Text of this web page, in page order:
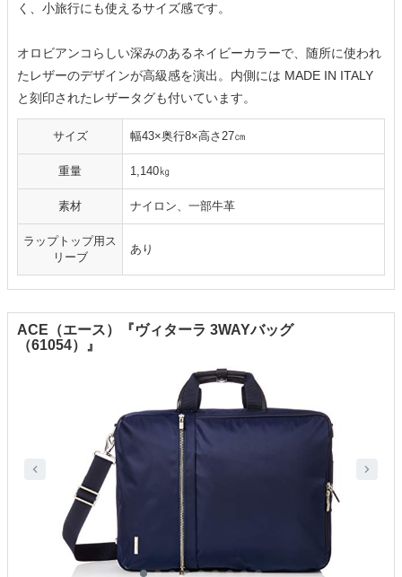
く、小旅行にも使えるサイズ感です。
オロビアンコらしい深みのあるネイビーカラーで、随所に使われ
たレザーのデザインが高級感を演出。内側には MADE IN ITALY
と刻印されたレザータグも付いています。
サイズ 幅43×奥行8×高さ27㎝
重量 1,140㎏
素材 ナイロン、一部牛革
ラップトップ用ス
リーブ
あり
ACE（エース）『ヴィターラ 3WAYバッグ
（61054）』